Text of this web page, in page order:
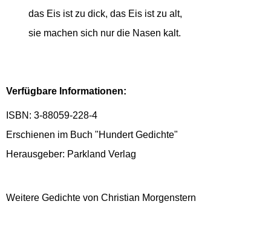
das Eis ist zu dick, das Eis ist zu alt,
sie machen sich nur die Nasen kalt.
Verfügbare Informationen:
ISBN: 3-88059-228-4
Erschienen im Buch "Hundert Gedichte"
Herausgeber: Parkland Verlag
Weitere Gedichte von Christian Morgenstern